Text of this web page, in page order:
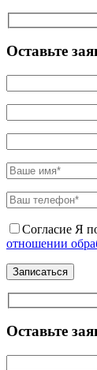
Оставьте
Согласие Я
отношении
Оставьте